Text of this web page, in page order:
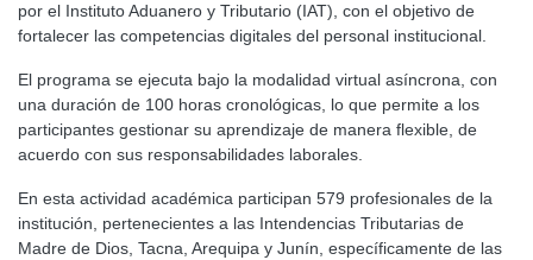
por el Instituto Aduanero y Tributario (IAT), con el objetivo de
fortalecer las competencias digitales del personal institucional.
El programa se ejecuta bajo la modalidad virtual asíncrona, con
una duración de 100 horas cronológicas, lo que permite a los
participantes gestionar su aprendizaje de manera flexible, de
acuerdo con sus responsabilidades laborales.
En esta actividad académica participan 579 profesionales de la
institución, pertenecientes a las Intendencias Tributarias de
Madre de Dios, Tacna, Arequipa y Junín, específicamente de las